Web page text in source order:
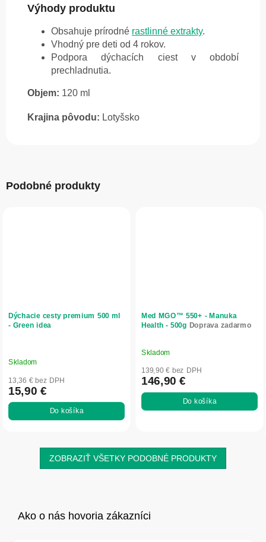
Výhody produktu
Obsahuje prírodné rastlinné extrakty.
Vhodný pre deti od 4 rokov.
Podpora dýchacích ciest v období
prechladnutia.
Objem: 120 ml
Krajina pôvodu: Lotyšsko
Podobné produkty
Dýchacie cesty premium 500 ml
- Green idea
Skladom
13,36 € bez DPH
15,90 €
Do košíka
Med MGO™ 550+ - Manuka
Health - 500g Doprava zadarmo
Priemerné
hodnotenie
produktu
je
Skladom
139,90 € bez DPH
146,90 €
Do košíka
ZOBRAZIŤ VŠETKY PODOBNÉ PRODUKTY